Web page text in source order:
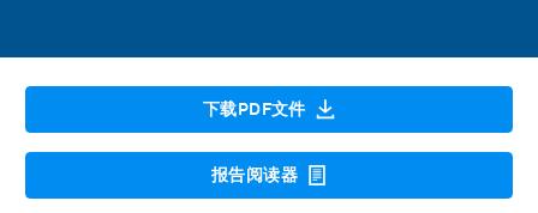
下载PDF文件
报告阅读器